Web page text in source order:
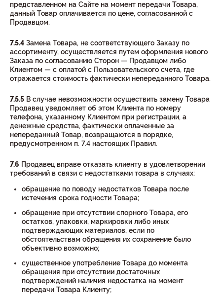
представленном на Сайте на момент передачи Товара,
данный Товар оплачивается по цене, согласованной с
Продавцом.
7.5.4 Замена Товара, не соответствующего Заказу по
ассортименту, осуществляется путем оформления нового
Заказа по согласованию Сторон — Продавцом либо
Клиентом — с оплатой с Пользовательского счета, где
отражается стоимость фактически непереданного Товара.
7.5.5 В случае невозможности осуществить замену Товара
Продавец уведомляет об этом Клиента по номеру
телефона, указанному Клиентом при регистрации, а
денежные средства, фактически оплаченные за
непереданный Товар, возвращаются в порядке,
предусмотренном п. 7.4 настоящих Правил.
7.6 Продавец вправе отказать клиенту в удовлетворении
требований в связи с недостатками товара в случаях:
обращение по поводу недостатков Товара после
истечения срока годности Товара;
обращение при отсутствии спорного Товара, его
остатков, упаковки, маркировки либо иных
подтверждающих материалов, если по
обстоятельствам обращения их сохранение было
объективно возможно;
существенное употребление Товара до момента
обращения при отсутствии достаточных
подтверждений наличия недостатка на момент
передачи Товара Клиенту;